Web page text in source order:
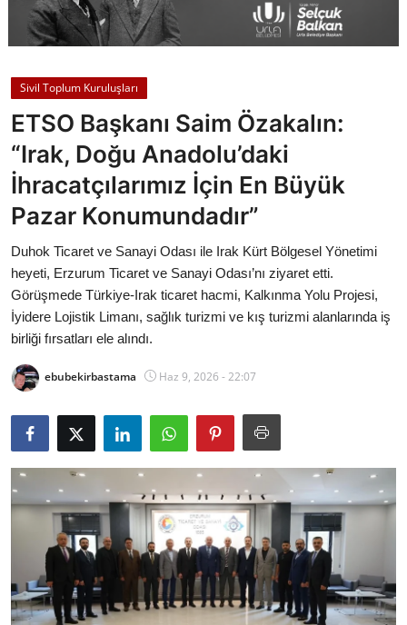
TBMM
Cumhurbaşkanlığı
Bakanlıklar
Siyasi Partiler
Toplum ve Yaşam
Sivil Toplum Kuruluşları
Kamu Kurumları ve Üst Kurullar
Resmi Reklamlar
Sivil Toplum Kuruluşları
ETSO Başkanı Saim Özakalın:
“Irak, Doğu Anadolu’daki
İhracatçılarımız İçin En Büyük
Pazar Konumundadır”
Duhok Ticaret ve Sanayi Odası ile Irak Kürt Bölgesel Yönetimi
heyeti, Erzurum Ticaret ve Sanayi Odası’nı ziyaret etti.
Görüşmede Türkiye-Irak ticaret hacmi, Kalkınma Yolu Projesi,
İyidere Lojistik Limanı, sağlık turizmi ve kış turizmi alanlarında iş
birliği fırsatları ele alındı.
ebubekirbastama Haz 9, 2026 - 22:07